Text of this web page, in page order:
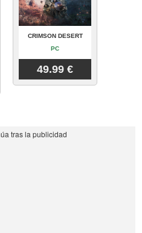
CRIMSON DESERT
PC
49.99 €